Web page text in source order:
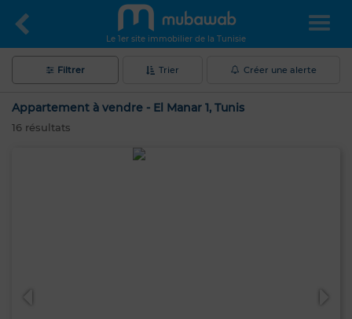
Le 1er site immobilier de la Tunisie
Filtrer Trier Créer une alerte
Appartement à vendre - El Manar 1, Tunis
16 résultats